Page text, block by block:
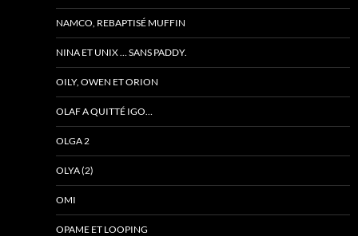
NAMCO, REBAPTISÉ MUFFIN
NINA ET UNIX … SANS PADDY.
OILY, OWEN ET ORION
OLAF A QUITTÉ IGO…
OLGA 2
OLYA (2)
OMI
OPAME ET LOOPING